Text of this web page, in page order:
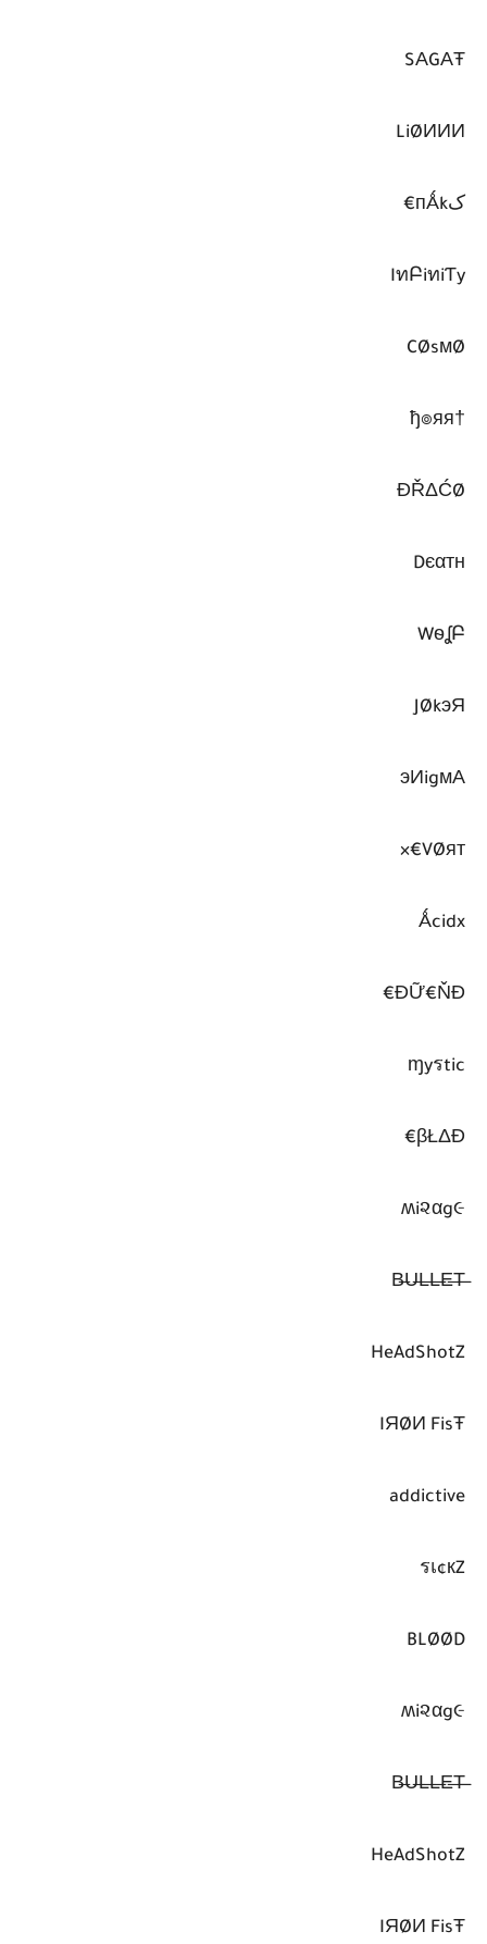
SΑGΑŦ
LiØИИИ
کпǺk€
IทԲiทiƬy
CØsмØ
†ђ๏яя
ĐŘΔĆØ
Dєαтн
WѳʆԲ
JØkэЯ
эИigмΑ
VØят€×
Ǻcidx
ĐỮ€ŇĐ€
ɱyรtic
βŁΔĐ€
ʍi૨αg૯
HeAdShotZ
IЯØИ FisŦ
addictive
รเ¢кZ
BLØØD
ʍi૨αg૯
HeAdShotZ
IЯØИ FisŦ